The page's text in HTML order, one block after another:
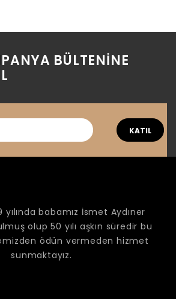
BÜLTENINE
KATIL
yılında babamız İsmet Aydıner
olup 50 yılı aşkın süredir bu
ödün vermeden hizmet
sunmaktayız.